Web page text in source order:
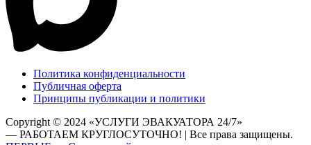
Политика конфиденциальности
Публичная оферта
Принципы публикации и политики
Copyright © 2024 «УСЛУГИ ЭВАКУАТОРА 24/7»
— РАБОТАЕМ КРУГЛОСУТОЧНО! | Все права защищены.